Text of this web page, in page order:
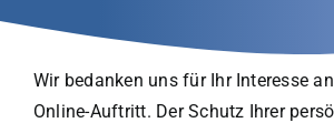
Wir bedanken uns für Ihr Interesse
Online-Auftritt. Der Schutz Ihrer